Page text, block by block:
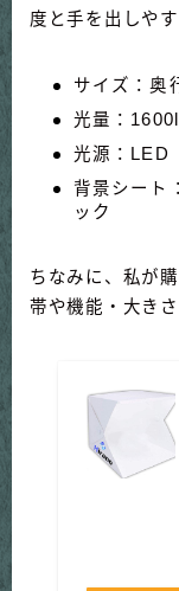
度と手を出しや
サイズ：奥
光量：
光源：LED
背景シート
ック
ちなみに、私が
帯や機能・大き